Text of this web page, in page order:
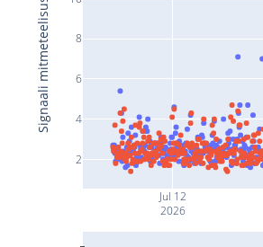
Jul 12
2026
2
4
6
8
Signaali mitmeteelisus (cm)